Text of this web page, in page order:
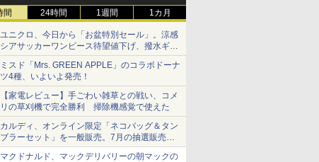
間 24時間 1週間 1カ月
ユニクロ、今日から「お盆特別セール」。涼感
シアサッカーワンピース待望値下げ、撥水ギア
ショーツは1990円に
ミスド「Mrs. GREEN APPLE」のコラボドーナ
ツ4種、いよいよ発売！
【家電レビュー】手ごわい雑草との戦い、コメ
リの草刈機で完全勝利 掃除機感覚で使えた
カルディ、オンライン限定「ネコバッグ＆タン
ブラーセット」を一般販売。7月の抽選販売の
当選無効分
マクドナルド、マックデリバリーの朝マックの